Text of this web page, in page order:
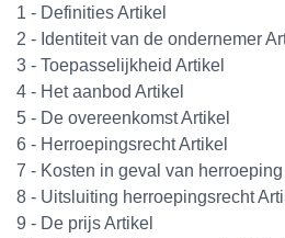
1 - Definities Artikel
2 - Identiteit van de ondernemer
3 - Toepasselijkheid Artikel
4 - Het aanbod Artikel
5 - De overeenkomst Artikel
6 - Herroepingsrecht Artikel
7 - Kosten in geval van herroeping
8 - Uitsluiting herroepingsrecht
9 - De prijs Artikel